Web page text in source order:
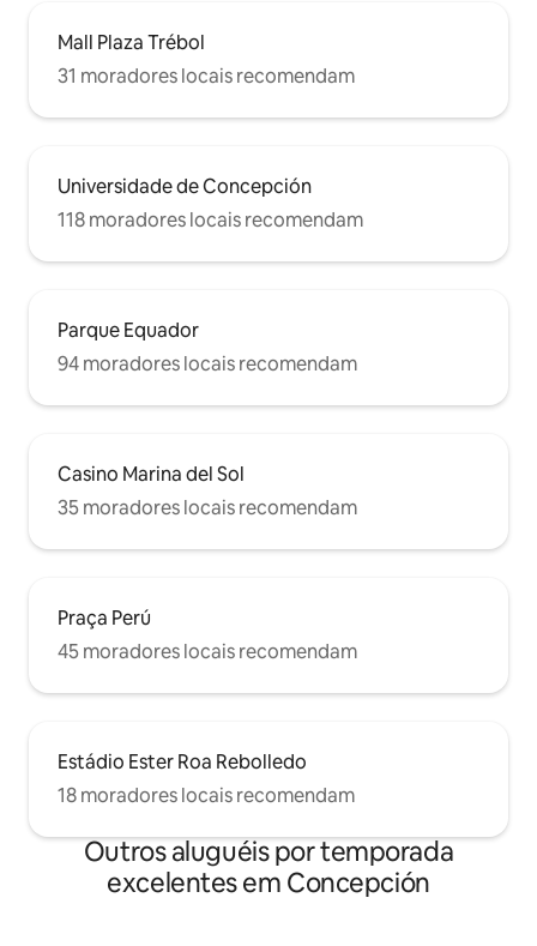
Mall Plaza Trébol
31 moradores locais recomendam
Universidade de Concepción
118 moradores locais recomendam
Parque Equador
94 moradores locais recomendam
Casino Marina del Sol
35 moradores locais recomendam
Praça Perú
45 moradores locais recomendam
Estádio Ester Roa Rebolledo
18 moradores locais recomendam
Outros aluguéis por temporada
excelentes em Concepción